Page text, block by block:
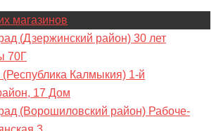
магазинов
(Дзержинский район) 30 лет
70Г
(Республика Калмыкия) 1-й
17 Дом
(Ворошиловский район) Рабоче-